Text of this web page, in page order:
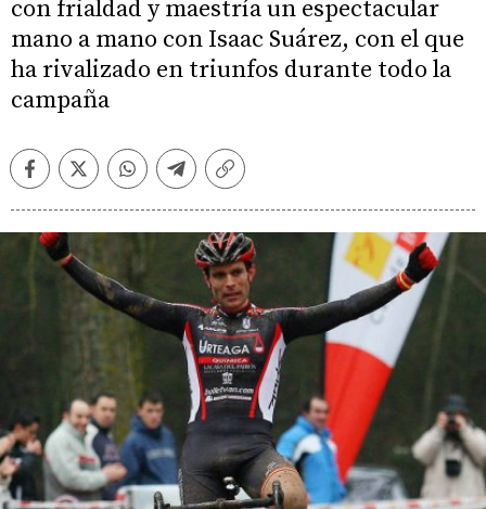
con frialdad y maestría un espectacular
mano a mano con Isaac Suárez, con el que
ha rivalizado en triunfos durante todo la
campaña
FacebookTwitterWhatsappTelegramCopiar